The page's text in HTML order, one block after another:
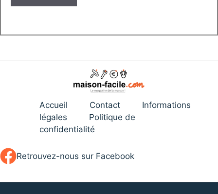
Accueil Contact
Informations
légales
Politique de
confidentialité
Retrouvez-nous sur Facebook